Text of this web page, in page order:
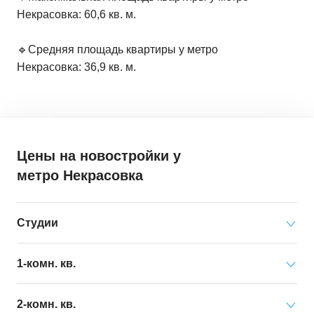
Некрасовка: 60,6 кв. м.
🔹Средняя площадь квартиры у метро
Некрасовка: 36,9 кв. м.
Цены на новостройки у
метро Некрасовка
Студии
Минимальная цена от 8 375 000 ₽
1-комн. кв.
Минимальная цена от 5 465 000 ₽
2-комн. кв.